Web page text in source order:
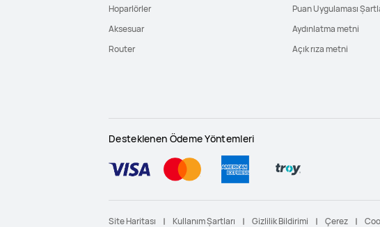
Hoparlörler
Aksesuar
Router
Puan Uygulaması
Aydınlatma metni
Açık rıza metni
Desteklenen Ödeme Yöntemleri
Site Haritası Kullanım Şartları Gizlilik Bildirimi Çerez